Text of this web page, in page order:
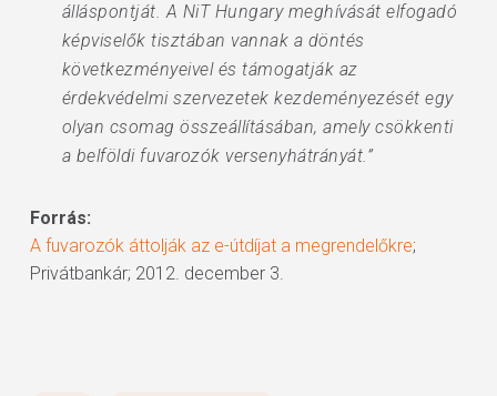
álláspontját. A NiT Hungary meghívását elfogadó
képviselők tisztában vannak a döntés
következményeivel és támogatják az
érdekvédelmi szervezetek kezdeményezését egy
olyan csomag összeállításában, amely csökkenti
a belföldi fuvarozók versenyhátrányát.”
Forrás:
A fuvarozók áttolják az e-útdíjat a megrendelőkre;
Privátbankár; 2012. december 3.